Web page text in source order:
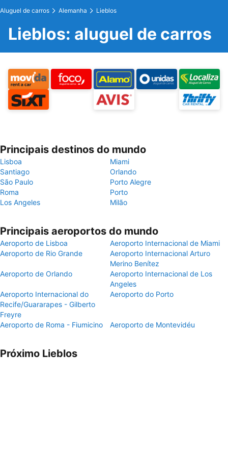
Aluguel de carros Alemanha Lieblos
Lieblos: aluguel de carros
Principais destinos do mundo
Lisboa
Miami
Santiago
Orlando
São Paulo
Porto Alegre
Roma
Porto
Los Angeles
Milão
Principais aeroportos do mundo
Aeroporto de Lisboa
Aeroporto Internacional de Miami
Aeroporto de Rio Grande
Aeroporto Internacional Arturo
Merino Benítez
Aeroporto de Orlando
Aeroporto Internacional de Los
Angeles
Aeroporto Internacional do
Recife/Guararapes - Gilberto
Freyre
Aeroporto do Porto
Aeroporto de Roma - Fiumicino Aeroporto de Montevidéu
Próximo Lieblos